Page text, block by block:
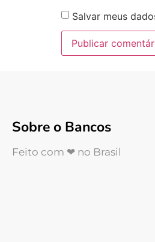
Salvar meus
Sobre o Bancos
Feito com ❤ no Brasil